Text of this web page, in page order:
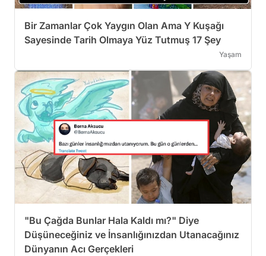
Bir Zamanlar Çok Yaygın Olan Ama Y Kuşağı
Sayesinde Tarih Olmaya Yüz Tutmuş 17 Şey
Yaşam
"Bu Çağda Bunlar Hala Kaldı mı?" Diye
Düşüneceğiniz ve İnsanlığınızdan Utanacağınız
Dünyanın Acı Gerçekleri